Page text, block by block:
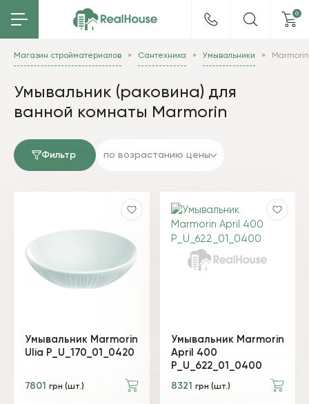
0
Магазин стройматериалов Сантехника Умывальники Marmorin
Умывальник (раковина) для
ванной комнаты Marmorin
Фильтр по возрастанию цены
Умывальник Marmorin
Ulia P_U_170_01_0420
7801 грн (шт.)
Умывальник Marmorin
April 400
P_U_622_01_0400
8321 грн (шт.)